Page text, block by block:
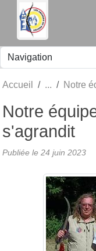
Accueil Notre
Notre
s'agrandit
Publiée le 24 juin 2023
Panneau de gestion